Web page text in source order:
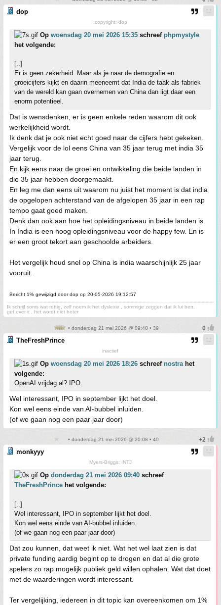
dop
:copyright: dop
Op woensdag 20 mei 2026 15:35 schreef phpmystyle
het volgende:
[..]
Er is geen zekerheid. Maar als je naar de demografie en
groeicijfers kijkt en daarin meeneemt dat India de taak als fabriek
van de wereld kan gaan overnemen van China dan ligt daar een
enorm potentieel.
Dat is wensdenken, er is geen enkele reden waarom dit ook
werkelijkheid wordt.
Ik denk dat je ook niet echt goed naar de cijfers hebt gekeken.
Vergelijk voor de lol eens China van 35 jaar terug met india 35
jaar terug.
En kijk eens naar de groei en ontwikkeling die beide landen in
die 35 jaar hebben doorgemaakt.
En leg me dan eens uit waarom nu juist het moment is dat india
de opgelopen achterstand van de afgelopen 35 jaar in een rap
tempo gaat goed maken.
Denk dan ook aan hoe het opleidingsniveau in beide landen is.
In India is een hoog opleidingsniveau voor de happy few. En is
er een groot tekort aan geschoolde arbeiders.
Het vergelijk houd snel op China is india waarschijnlijk 25 jaar
vooruit.
Bericht 1% gewijzigd door dop op 20-05-2026 19:12:57
Ik schrijf soms wat rottig, zelf noem ik het dyslexie , sommige zeggen dat ik lui ben.
get over it , het wordt niet beter
• donderdag 21 mei 2026 @ 09:40 • 39
TheFreshPrince
inactief
Op woensdag 20 mei 2026 18:26 schreef nostrahet
volgende:
OpenAI vrijdag al? IPO.
Wel interessant, IPO in september lijkt het doel.
Kon wel eens einde van AI-bubbel inluiden.
(of we gaan nog een paar jaar door)
• donderdag 21 mei 2026 @ 20:08 • 40
monkyyy
Myers-Briggs: INTJ
Op donderdag 21 mei 2026 09:40 schreef
TheFreshPrince het volgende:
[..]
Wel interessant, IPO in september lijkt het doel.
Kon wel eens einde van AI-bubbel inluiden.
(of we gaan nog een paar jaar door)
Dat zou kunnen, dat weet ik niet. Wat het wel laat zien is dat
private funding aardig begint op te drogen en dat al die grote
spelers zo rap mogelijk publiek geld willen ophalen. Wat dat doet
met de waarderingen wordt interessant.
Ter vergelijking, iedereen in dit topic kan overeenkomen om 1%